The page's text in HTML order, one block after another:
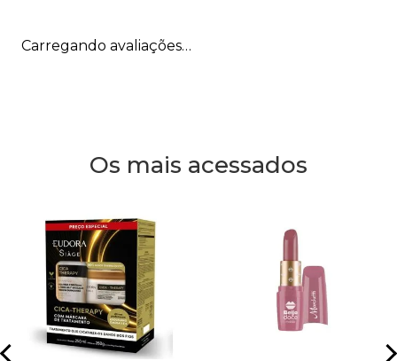
Carregando avaliações…
Os mais acessados